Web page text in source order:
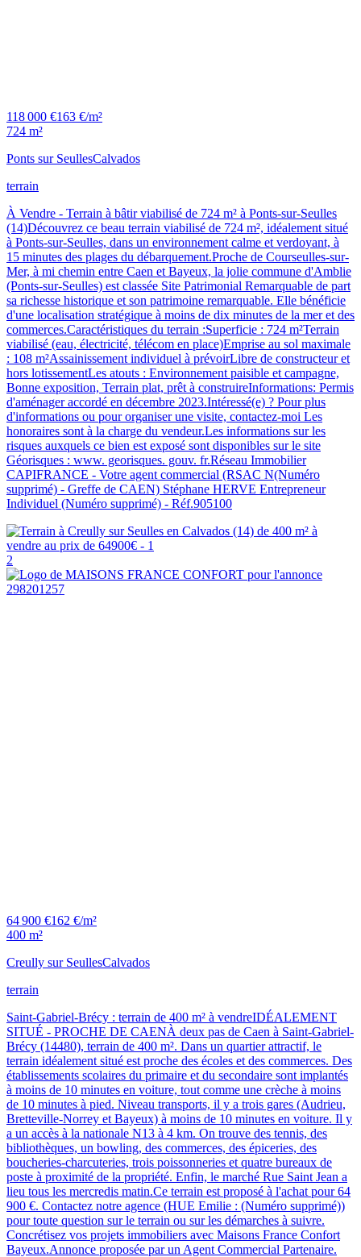
118 000 €163 €/m²
724 m²
Ponts sur SeullesCalvados
terrain
À Vendre - Terrain à bâtir viabilisé de 724 m² à Ponts-sur-Seulles
(14)Découvrez ce beau terrain viabilisé de 724 m², idéalement situé
à Ponts-sur-Seulles, dans un environnement calme et verdoyant, à
15 minutes des plages du débarquement.Proche de Courseulles-sur-
Mer, à mi chemin entre Caen et Bayeux, la jolie commune d'Amblie
(Ponts-sur-Seulles) est classée Site Patrimonial Remarquable de part
sa richesse historique et son patrimoine remarquable. Elle bénéficie
d'une localisation stratégique à moins de dix minutes de la mer et des
commerces.Caractéristiques du terrain :Superficie : 724 m²Terrain
viabilisé (eau, électricité, télécom en place)Emprise au sol maximale
: 108 m²Assainissement individuel à prévoirLibre de constructeur et
hors lotissementLes atouts : Environnement paisible et campagne,
Bonne exposition, Terrain plat, prêt à construireInformations: Permis
d'aménager accordé en décembre 2023.Intéressé(e) ? Pour plus
d'informations ou pour organiser une visite, contactez-moi Les
honoraires sont à la charge du vendeur.Les informations sur les
risques auxquels ce bien est exposé sont disponibles sur le site
Géorisques : www. georisques. gouv. fr.Réseau Immobilier
CAPIFRANCE - Votre agent commercial (RSAC N(Numéro
supprimé) - Greffe de CAEN) Stéphane HERVE Entrepreneur
Individuel (Numéro supprimé) - Réf.905100
2
64 900 €162 €/m²
400 m²
Creully sur SeullesCalvados
terrain
Saint-Gabriel-Brécy : terrain de 400 m² à vendreIDÉALEMENT
SITUÉ - PROCHE DE CAENÀ deux pas de Caen à Saint-Gabriel-
Brécy (14480), terrain de 400 m². Dans un quartier attractif, le
terrain idéalement situé est proche des écoles et des commerces. Des
établissements scolaires du primaire et du secondaire sont implantés
à moins de 10 minutes en voiture, tout comme une crèche à moins
de 10 minutes à pied. Niveau transports, il y a trois gares (Audrieu,
Bretteville-Norrey et Bayeux) à moins de 10 minutes en voiture. Il y
a un accès à la nationale N13 à 4 km. On trouve des tennis, des
bibliothèques, un bowling, des commerces, des épiceries, des
boucheries-charcuteries, trois poissonneries et quatre bureaux de
poste à proximité de la propriété. Enfin, le marché Rue Saint Jean a
lieu tous les mercredis matin.Ce terrain est proposé à l'achat pour 64
900 €. Contactez notre agence (HUE Emilie : (Numéro supprimé))
pour toute question sur le terrain ou sur les démarches à suivre.
Concrétisez vos projets immobiliers avec Maisons France Confort
Bayeux.Annonce proposée par un Agent Commercial Partenaire.